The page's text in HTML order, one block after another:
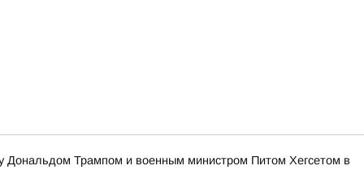
Дональдом Трампом и военным министром Питом Хегсетом в